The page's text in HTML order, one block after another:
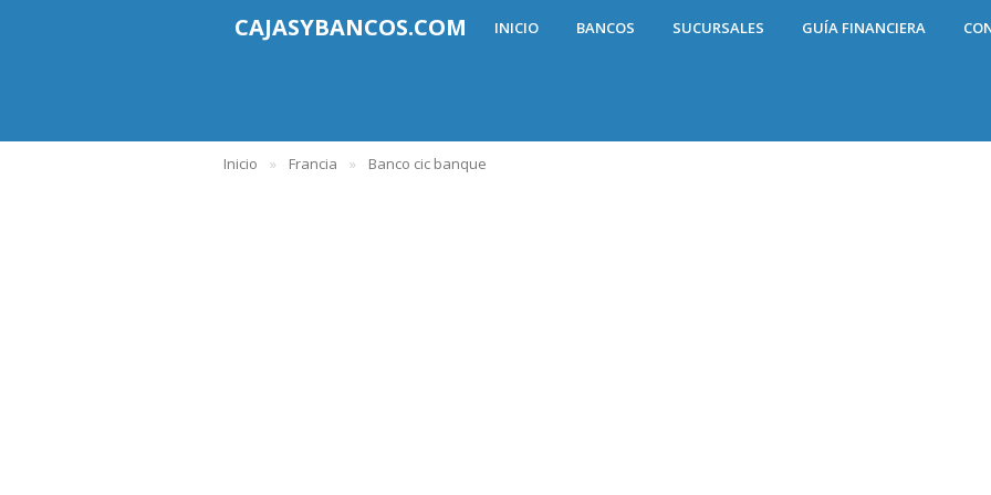
CAJASYBANCOS.COM INICIO BANCOS SUCURSALES GUÍA FINANCIERA
Inicio Francia Banco cic banque